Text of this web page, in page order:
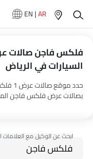
EN|AR
فلكس فاجن صالات
السيارات في الرياض‎
ومعلومات الاتصال الكاملة.